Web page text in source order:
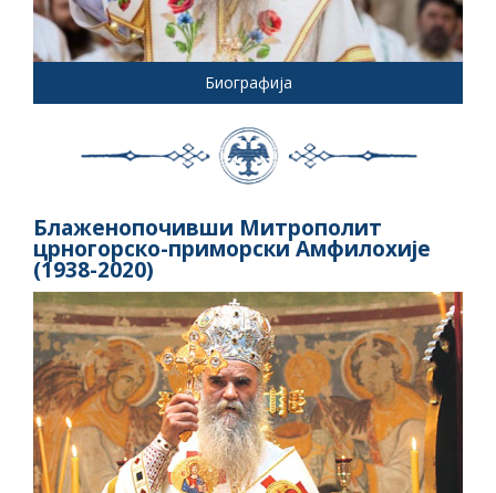
Биографија
Блаженопочивши Митрополит
црногорско-приморски Амфилохије
(1938-2020)